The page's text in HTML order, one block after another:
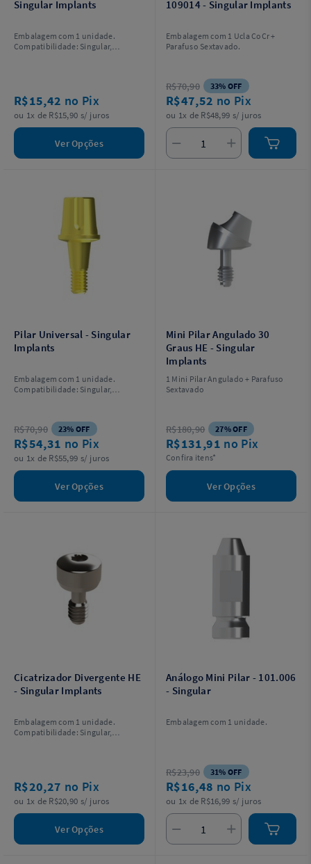
Singular Implants
Embalagem com 1 unidade.
Compatibilidade: Singular,
R$15,42 no Pix
ou 1x de R$15,90 s/ juros
Ver Opções
109014 - Singular Implants
Embalagem com 1 Ucla CoCr +
Parafuso Sextavado.
R$70,90 33% OFF
R$47,52 no Pix
ou 1x de R$48,99 s/ juros
Pilar Universal - Singular
Implants
Embalagem com 1 unidade.
Compatibilidade: Singular,
R$70,90 23% OFF
R$54,31 no Pix
ou 1x de R$55,99 s/ juros
Ver Opções
Mini Pilar Angulado 30
Graus HE - Singular
Implants
1 Mini Pilar Angulado + Parafuso
Sextavado
R$180,90 27% OFF
R$131,91 no Pix
Confira itens*
Ver Opções
Cicatrizador Divergente HE
- Singular Implants
Embalagem com 1 unidade.
Compatibilidade: Singular,
R$20,27 no Pix
ou 1x de R$20,90 s/ juros
Ver Opções
Análogo Mini Pilar - 101.006
- Singular
Embalagem com 1 unidade.
R$23,90 31% OFF
R$16,48 no Pix
ou 1x de R$16,99 s/ juros